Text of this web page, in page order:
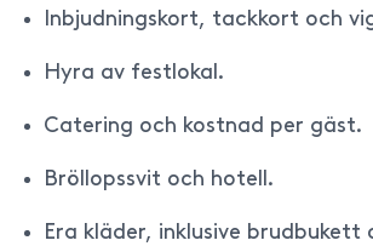
Inbjudningskort, tackkort och
Hyra av festlokal.
Catering och kostnad per gäst.
Bröllopssvit och hotell.
Era kläder, inklusive brudbukett